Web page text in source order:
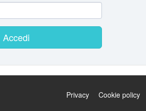
Accedi
Privacy Cookie policy